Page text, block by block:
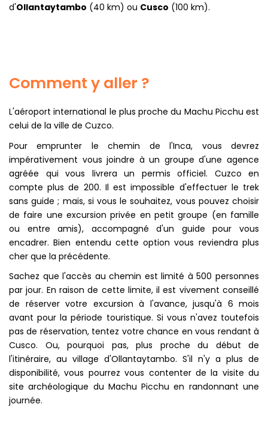
d'Ollantaytambo (40 km) ou Cusco (100 km).
Comment y aller ?
L'aéroport international le plus proche du Machu Picchu est
celui de la ville de Cuzco.
Pour emprunter le chemin de l'Inca, vous devrez
impérativement vous joindre à un groupe d'une agence
agréée qui vous livrera un permis officiel. Cuzco en
compte plus de 200. Il est impossible d'effectuer le trek
sans guide ; mais, si vous le souhaitez, vous pouvez choisir
de faire une excursion privée en petit groupe (en famille
ou entre amis), accompagné d'un guide pour vous
encadrer. Bien entendu cette option vous reviendra plus
cher que la précédente.
Sachez que l'accès au chemin est limité à 500 personnes
par jour. En raison de cette limite, il est vivement conseillé
de réserver votre excursion à l'avance, jusqu'à 6 mois
avant pour la période touristique. Si vous n'avez toutefois
pas de réservation, tentez votre chance en vous rendant à
Cusco. Ou, pourquoi pas, plus proche du début de
l'itinéraire, au village d'Ollantaytambo. S'il n'y a plus de
disponibilité, vous pourrez vous contenter de la visite du
site archéologique du Machu Picchu en randonnant une
journée.